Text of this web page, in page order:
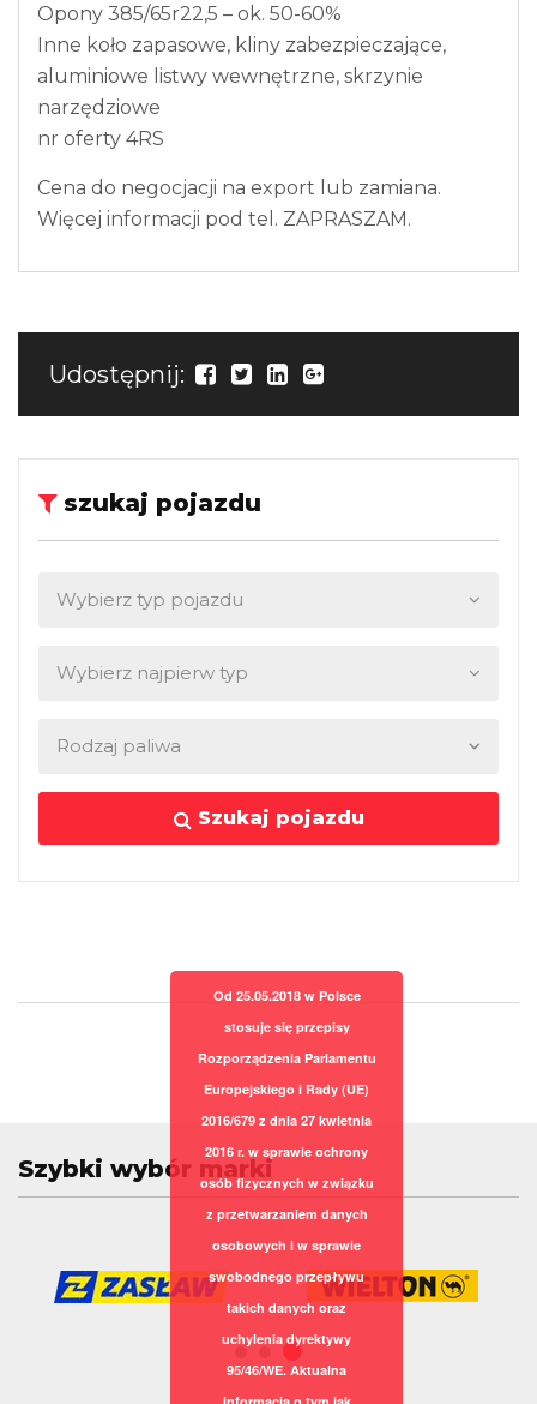
Opony 385/65r22,5 – ok. 50-60%
Inne koło zapasowe, kliny zabezpieczające,
aluminiowe listwy wewnętrzne, skrzynie
narzędziowe
nr oferty 4RS
Cena do negocjacji na export lub zamiana.
Więcej informacji pod tel. ZAPRASZAM.
Udostępnij:
szukaj pojazdu
Szukaj pojazdu
Szybki wybór marki
Od 25.05.2018 w Polsce
stosuje się przepisy
Rozporządzenia Parlamentu
Europejskiego i Rady (UE)
2016/679 z dnia 27 kwietnia
2016 r. w sprawie ochrony
osób fizycznych w związku
z przetwarzaniem danych
osobowych i w sprawie
swobodnego przepływu
takich danych oraz
uchylenia dyrektywy
95/46/WE. Aktualna